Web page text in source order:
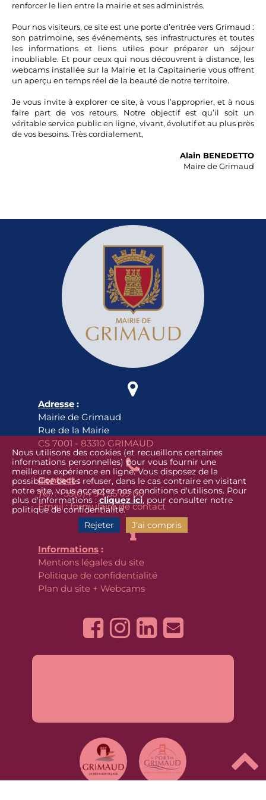
renforcer le lien entre la mairie et ses administrés.
Pour nos visiteurs, ce site est une porte d’entrée vers Grimaud :
son patrimoine, ses événements, ses infrastructures et toutes
les informations et liens utiles pour préparer un séjour
inoubliable. Et pour ceux qui nous découvrent à distance, les
webcams installée sur la Mairie et la Capitainerie vous offrent
un aperçu en temps réel de la beauté de notre territoire.
Je vous invite à explorer ce site, à vous l’approprier, et à nous
faire part de vos retours. Notre objectif est qu’il soit un
véritable service public en ligne, vivant, évolutif et au plus près
de vos besoins. Très cordialement,
Alain BENEDETTO
Maire de Grimaud

Adresse :
Mairie de Grimaud
Rue de la Mairie
CS 7001 - 83310 GRIMAUD

Contact:
Tél. :+33(0)4 94 55 69 00
Email :formulaire de contact

Informations :
Mentions légales du site
Politique de confidentialité
Plan du site + Webcams
   

Nous utilisons des cookies (et recueillons certaines
informations personnelles) pour vous fournir une
meilleure expérience en ligne. Vous disposez de la
possibilité de les refuser, dans le cas contraire en visitant
notre site, vous acceptez nos conditions d'utilisons. Pour
plus d'informations :cliquez ici, pour consulter notre
politique de confidentialité.
Rejeter
J'ai compris